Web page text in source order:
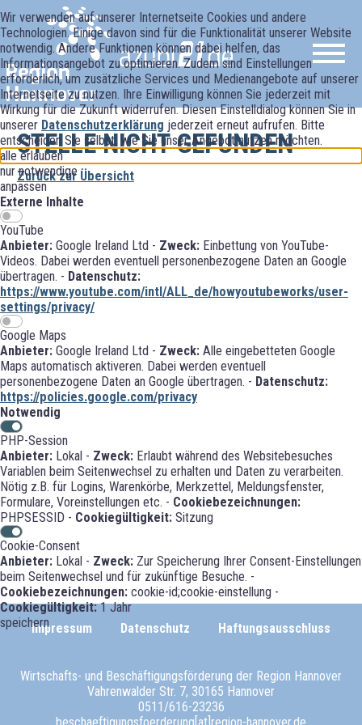
Wir verwenden auf unserer Internetseite Cookies und andere
Technologien. Einige davon sind für die Funktionalität unserer Website
notwendig. Andere Funktionen können dabei helfen, das
Informationsangebot zu optimieren. Zudem sind Einstellungen
erforderlich, um zusätzliche Services und Medienangebote auf unserer
Internetseite zu nutzen. Ihre Einwilligung können Sie jederzeit mit
Wirkung für die Zukunft widerrufen. Diesen Einstelldialog können Sie in
unserer Datenschutzerklärung jederzeit erneut aufrufen. Bitte
entscheiden Sie selbst, wie Sie unser Angebot nutzen möchten.
alle erlauben
nur notwendige
anpassen
Externe Inhalte
YouTube
Anbieter: Google Ireland Ltd - Zweck: Einbettung von YouTube-
Videos. Dabei werden eventuell personenbezogene Daten an Google
übertragen. - Datenschutz:
https://www.youtube.com/intl/ALL_de/howyoutubeworks/user-
settings/privacy/
Google Maps
Anbieter: Google Ireland Ltd - Zweck: Alle eingebetteten Google
Maps automatisch aktiveren. Dabei werden eventuell
personenbezogene Daten an Google übertragen. - Datenschutz:
https://policies.google.com/privacy
Notwendig
PHP-Session
Anbieter: Lokal - Zweck: Erlaubt während des Websitebesuches
Variablen beim Seitenwechsel zu erhalten und Daten zu verarbeiten.
Nötig z.B. für Logins, Warenkörbe, Merkzettel, Meldungsfenster,
Formulare, Voreinstellungen etc. - Cookiebezeichnungen:
PHPSESSID - Cookiegültigkeit: Sitzung
Cookie-Consent
Anbieter: Lokal - Zweck: Zur Speicherung Ihrer Consent-Einstellungen
beim Seitenwechsel und für zukünftige Besuche. -
Cookiebezeichnungen: cookie-id;cookie-einstellung -
Cookiegültigkeit:1 Jahr
speichern
STELLE NICHT GEFUNDEN
Zurück zur Übersicht
Impressum Datenschutz Haftungsausschluss
Wirtschafts- und Beschäftigungsförderung der Region Hannover
Vahrenwalder Str. 7, 30165 Hannover
0511/616-23236